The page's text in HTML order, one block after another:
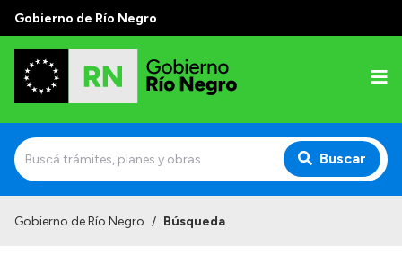
Gobierno de Río Negro
Buscar
Gobierno de Río Negro / Búsqueda